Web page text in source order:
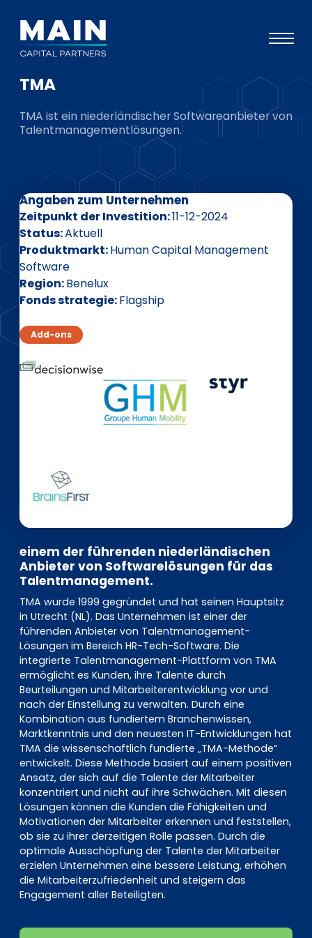
Ansatz
Wissen
Veranstaltungen
Investoren
Über uns
Investor Portal
Pulse login
TMA
TMA ist ein niederländischer Softwareanbieter von
Talentmanagementlösungen.
Angaben zum Unternehmen
Zeitpunkt der Investition 11-12-2024
Status Aktuell
Produktmarkt Human Capital Management
Software
Region Benelux
Fonds strategie Flagship
Add-ons
einem der führenden niederländischen
Anbieter von Softwarelösungen für das
Talentmanagement.
TMA wurde 1999 gegründet und hat seinen Hauptsitz
in Utrecht (NL). Das Unternehmen ist einer der
führenden Anbieter von Talentmanagement-
Lösungen im Bereich HR-Tech-Software. Die
integrierte Talentmanagement-Plattform von TMA
ermöglicht es Kunden, ihre Talente durch
Beurteilungen und Mitarbeiterentwicklung vor und
nach der Einstellung zu verwalten. Durch eine
Kombination aus fundiertem Branchenwissen,
Marktkenntnis und den neuesten IT-Entwicklungen hat
TMA die wissenschaftlich fundierte „TMA-Methode“
entwickelt. Diese Methode basiert auf einem positiven
Ansatz, der sich auf die Talente der Mitarbeiter
konzentriert und nicht auf ihre Schwächen. Mit diesen
Lösungen können die Kunden die Fähigkeiten und
Motivationen der Mitarbeiter erkennen und feststellen,
ob sie zu ihrer derzeitigen Rolle passen. Durch die
optimale Ausschöpfung der Talente der Mitarbeiter
erzielen Unternehmen eine bessere Leistung, erhöhen
die Mitarbeiterzufriedenheit und steigern das
Engagement aller Beteiligten.